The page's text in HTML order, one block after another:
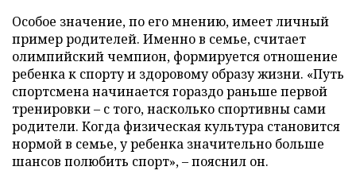
Особое значение, по его мнению, имеет личный
пример родителей. Именно в семье, считает
олимпийский чемпион, формируется отношение
ребенка к спорту и здоровому образу жизни. «Путь
спортсмена начинается гораздо раньше первой
тренировки – с того, насколько спортивны сами
родители. Когда физическая культура становится
нормой в семье, у ребенка значительно больше
шансов полюбить спорт», – пояснил он.